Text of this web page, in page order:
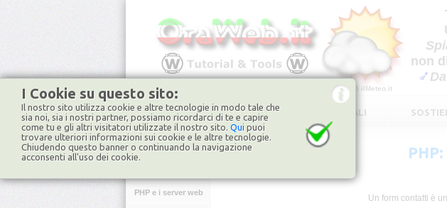
non
©2026 ilMeteo.it
HOME FORUM NOTE LEGALI
PHP
PHP e i server web
Un form contatti è
I Cookie su questo sito:
Il nostro sito utilizza cookie e altre tecnologie in modo tale che
sia noi, sia i nostri partner, possiamo ricordarci di te e capire
come tu e gli altri visitatori utilizzate il nostro sito. Qui puoi
trovare ulteriori informazioni sui cookie e le altre tecnologie.
Chiudendo questo banner o continuando la navigazione
acconsenti all'uso dei cookie.